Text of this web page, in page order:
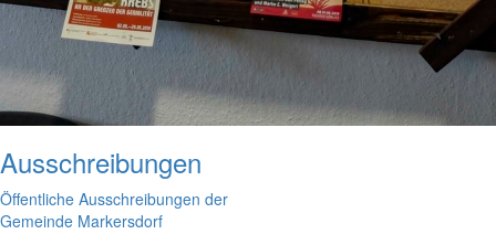
Ausschreibungen
Öffentliche Ausschreibungen der
Gemeinde Markersdorf